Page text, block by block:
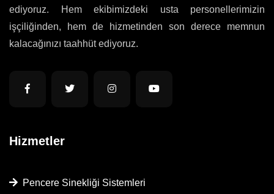
ediyoruz. Hem ekibimizdeki usta personellerimizin
işçiliğinden, hem de hizmetinden son derece memnun
kalacağınızı taahhüt ediyoruz.
Hizmetler
Pencere Sinekliği Sistemleri